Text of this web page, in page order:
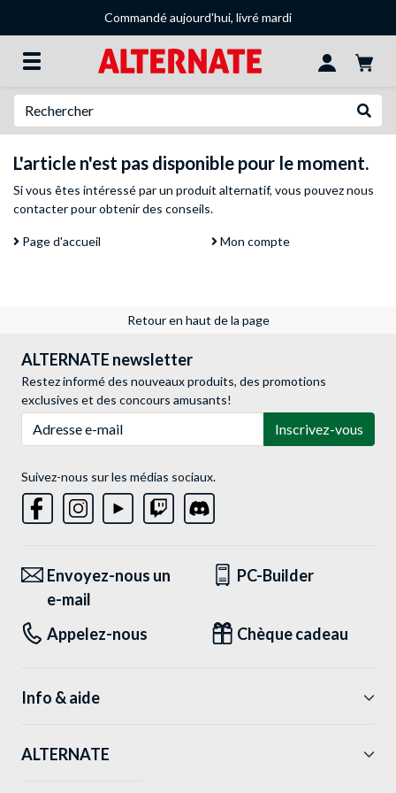
Commandé aujourd'hui, livré mardi
L'article n'est pas disponible pour le moment.
Si vous êtes intéressé par un produit alternatif, vous pouveznous
contacterpour obtenir des conseils.
Page d'accueil Mon compte
Retour en haut de la page
ALTERNATE newsletter
Restez informé des nouveaux produits, des promotions
exclusives et des concours amusants!
Inscrivez-vous
Suivez-nous sur les médias sociaux.
Envoyez-nous un
e-mail
PC-Builder
Appelez-nous Chèque cadeau
Info & aide
ALTERNATE